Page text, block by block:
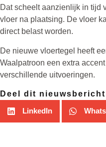
Dat scheelt aanzienlijk in tijd
vloer na plaatsing. De vloer
direct belast worden.
De nieuwe vloertegel heeft
Waalpatroon een extra
verschillende uitvoeringen.
Deel dit nieuwsbericht
LinkedIn